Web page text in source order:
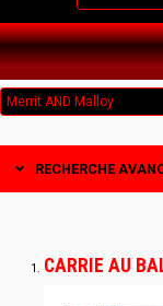
RECHERCHE
CARRIE AU